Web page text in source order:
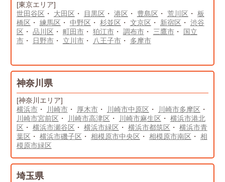
[東京エリア]
世田谷区 ・ 大田区 ・ 目黒区 ・ 港区 ・ 豊島区 ・ 荒川区 ・ 板
橋区 ・ 練馬区 ・ 中野区 ・ 杉並区 ・ 文京区 ・ 新宿区 ・ 渋谷
区 ・ 品川区 ・ 町田市・ 狛江市・ 調布市・ 三鷹市・
国立
市・ 日野市・ 立川市・ 八王子市・ 多摩市
神奈川県
[神奈川エリア]
横浜市・ 川崎市・ 厚木市・ 川崎市中原区 ・ 川崎市多摩区 ・
川崎市宮前区 ・ 川崎市高津区 ・ 川崎市麻生区 ・ 横浜市港北
区 ・ 横浜市瀬谷区 ・ 横浜市緑区 ・ 横浜市都筑区 ・ 横浜市青
葉区 ・ 横浜市磯子区 ・ 相模原市中央区 ・ 相模原市南区 ・ 相
模原市緑区
埼玉県